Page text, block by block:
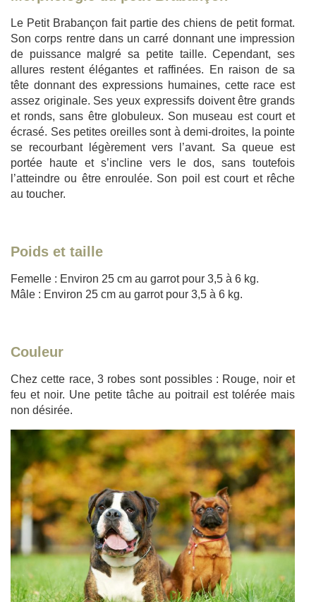
Le Petit Brabançon fait partie des chiens de petit format.
Son corps rentre dans un carré donnant une impression
de puissance malgré sa petite taille. Cependant, ses
allures restent élégantes et raffinées. En raison de sa
tête donnant des expressions humaines, cette race est
assez originale. Ses yeux expressifs doivent être grands
et ronds, sans être globuleux. Son museau est court et
écrasé. Ses petites oreilles sont à demi-droites, la pointe
se recourbant légèrement vers l’avant. Sa queue est
portée haute et s’incline vers le dos, sans toutefois
l’atteindre ou être enroulée. Son poil est court et rêche
au toucher.
Poids et taille
Femelle : Environ 25 cm au garrot pour 3,5 à 6 kg.
Mâle : Environ 25 cm au garrot pour 3,5 à 6 kg.
Couleur
Chez cette race, 3 robes sont possibles : Rouge, noir et
feu et noir. Une petite tâche au poitrail est tolérée mais
non désirée.